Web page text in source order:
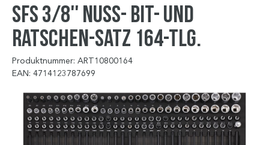
SFS 3/8'' Nuss- Bit- und
Ratschen-Satz 164-tlg.
Produktnummer: ART10800164
EAN: 4714123787699